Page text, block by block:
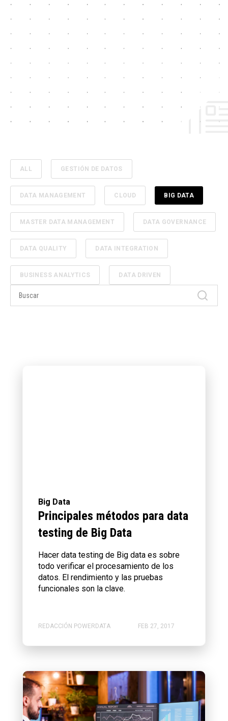
ALL GESTIÓN DE DATOS
DATA MANAGEMENT CLOUD BIG DATA
MASTER DATA MANAGEMENT DATA GOVERNANCE
DATA QUALITY DATA INTEGRATION
BUSINESS ANALYTICS DATA DRIVEN
Big Data
Principales métodos para data
testing de Big Data
Hacer data testing de Big data es sobre
todo verificar el procesamiento de los
datos. El rendimiento y las pruebas
funcionales son la clave.
REDACCIÓN POWERDATA FEB 27, 2017